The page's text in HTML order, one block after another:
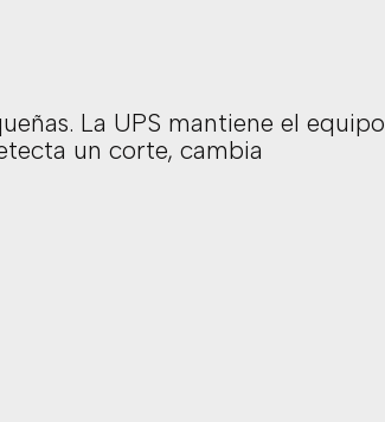
La UPS mantiene el equipo
un corte, cambia